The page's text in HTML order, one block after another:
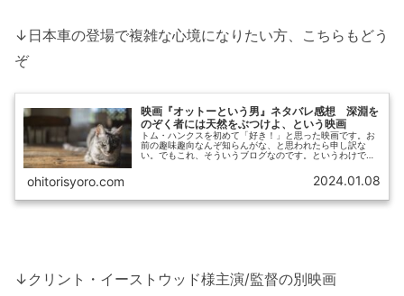
↓日本車の登場で複雑な心境になりたい方、こちらもどう
ぞ
映画『オットーという男』ネタバレ感想 深淵を
のぞく者には天然をぶつけよ、という映画
トム・ハンクスを初めて「好き！」と思った映画です。お
前の趣味趣向なんぞ知らんがな、と思われたら申し訳な
い。でもこれ、そういうブログなのです。というわけで、
ohitorisyoro.com 2024.01.08
↓クリント・イーストウッド様主演/監督の別映画